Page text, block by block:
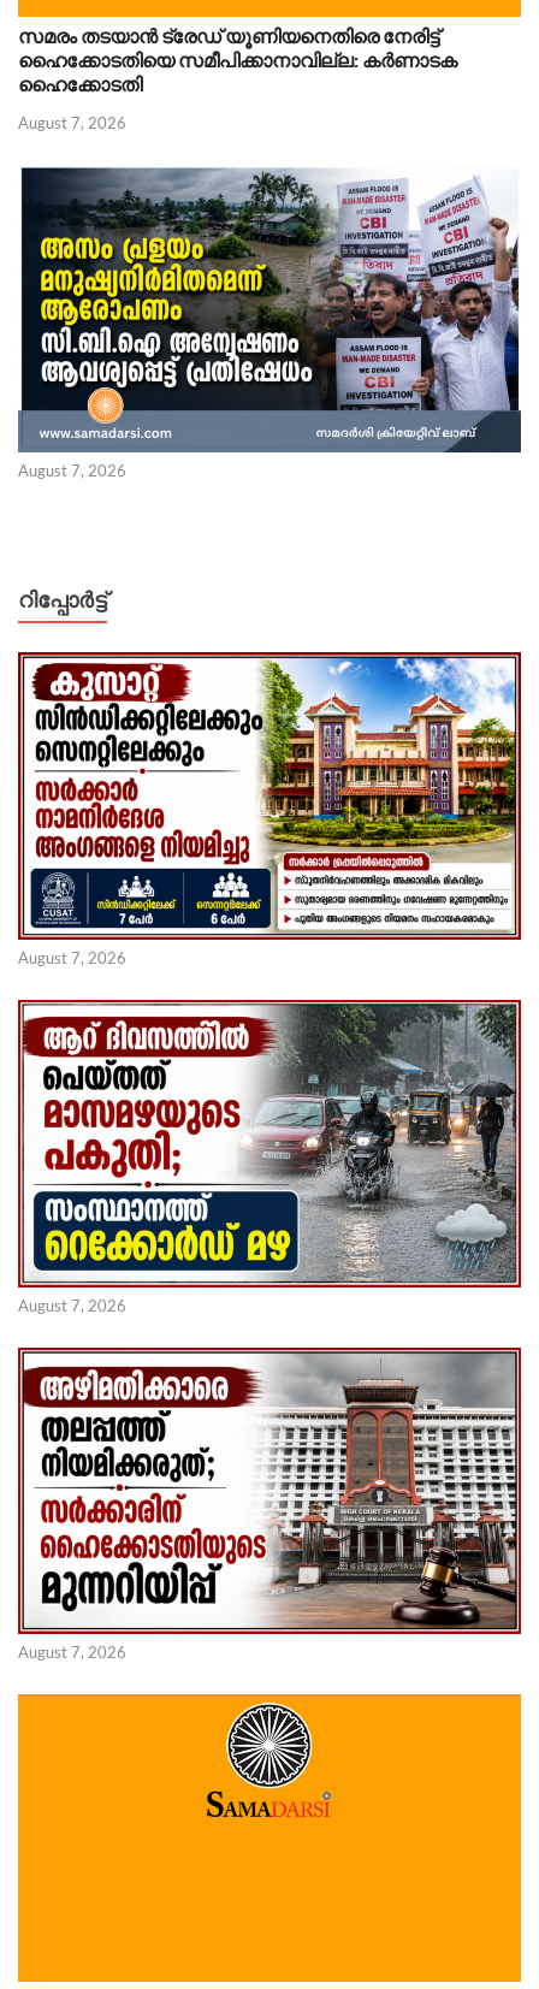
സമരം തടയാൻ ട്രേഡ് യൂണിയനെതിരെ നേരിട്ട്
ഹൈക്കോടതിയെ സമീപിക്കാനാവില്ല: കർണാടക
ഹൈക്കോടതി
August 7, 2026
August 7, 2026
റിപ്പോര്‍ട്ട്
August 7, 2026
August 7, 2026
August 7, 2026